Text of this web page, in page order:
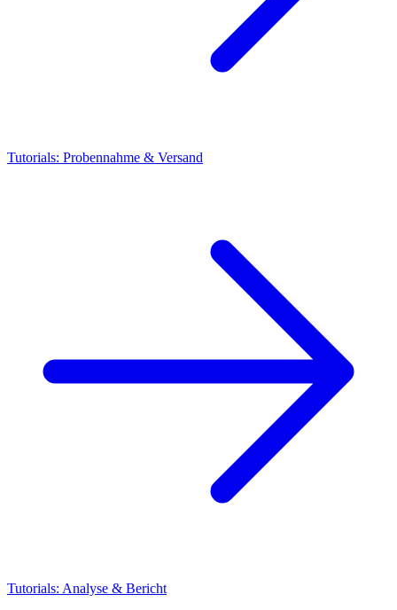
Tutorials: Probennahme & Versand
Tutorials: Analyse & Bericht